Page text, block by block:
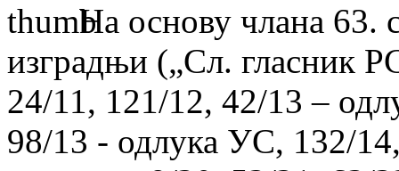
На основу члана 63.
изградњи („Сл. гласник
24/11, 121/12, 42/13 –
98/13 - одлука УС, 132/